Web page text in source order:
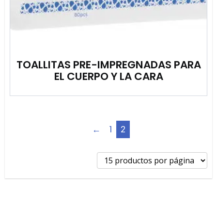
TOALLITAS PRE-IMPREGNADAS PARA
EL CUERPO Y LA CARA
← 1 2